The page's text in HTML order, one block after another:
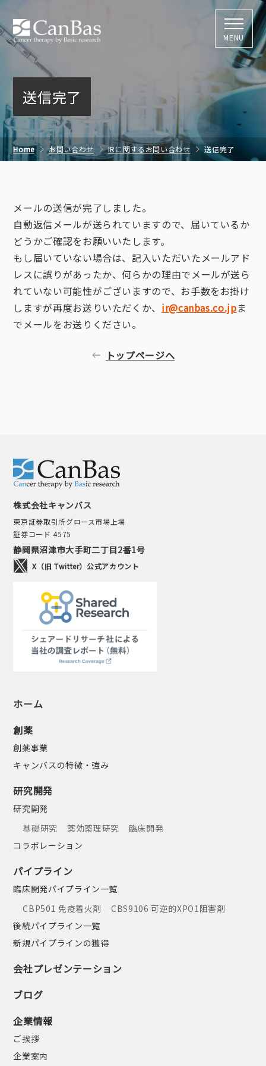
株式会社キャン
MENU
送信完了
Home お問い合わせ IRに関するお問い合わせ 送信完了
メールの送信が完了しました。
自動返信メールが送られていますので、届いているか
どうかご確認をお願いいたします。
もし届いていない場合は、記入いただいたメールアド
レスに誤りがあったか、何らかの理由でメールが送ら
れていない可能性がございますので、お手数をお掛け
しますが再度お送りいただくか、 ir@canbas.co.jpま
でメールをお送りください。
トップページへ
株式会社キャンバス
東京証券取引所グロース市場上場
証券コード 4575
静岡県沼津市大手町二丁目2番1号
X（旧 Twitter）公式アカウント
ホーム
創薬
創薬事業
キャンバスの特徴・強み
研究開発
研究開発
基礎研究
薬効薬理研究
臨床開発
コラボレーション
パイプライン
臨床開発パイプライン一覧
CBP501 免疫着火剤
CBS9106 可逆的XPO1阻害剤
後続パイプライン一覧
新規パイプラインの獲得
会社プレゼンテーション
ブログ
企業情報
ご挨拶
企業案内